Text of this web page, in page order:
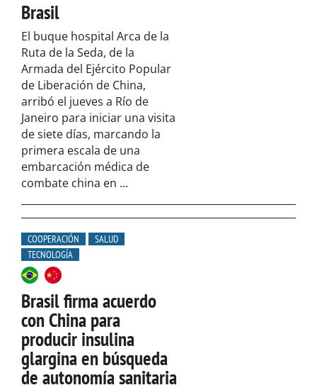
Brasil
El buque hospital Arca de la
Ruta de la Seda, de la
Armada del Ejército Popular
de Liberación de China,
arribó el jueves a Río de
Janeiro para iniciar una visita
de siete días, marcando la
primera escala de una
embarcación médica de
combate china en ...
COOPERACIÓN
SALUD
TECNOLOGÍA
Brasil firma acuerdo
con China para
producir insulina
glargina en búsqueda
de autonomía sanitaria